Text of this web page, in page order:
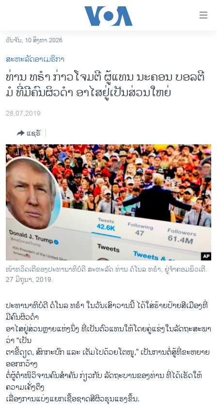
ເຂົ້າ
ຫາ
ຂ້າມ
ຂ້າມ
ຂ້າມ
ຫາ
ລາວ
ອາເມຣິກາ
ການເລືອກຕັ້ງ ປະທານາທີບໍດີ ສະຫະລັດ 2024
ຂ່າວ​ຈີນ
ໂລກ
ເອເຊຍ
ອິດສະຫຼະພາບດ້ານການຂ່າວ
ຊີວິດຊາວລາວ
ຊຸມຊົນຊາວລາວ
ວິທະຍາສາດ-ເທັກໂນໂລຈີ
ທຸລະກິດ
ພາສາອັງກິດ
ວີດີໂອ
ລາຍການກະຈາຍສຽງ
ລາຍງານ
ຕິດຕາມພວກເຮົາ ທີ່
ພາສາຕ່າງໆ
ວັນຈັນ, 10 ສິງຫາ 2026
ສະຫະລັດອາເມຣິກາ
ທ່ານ ທ​ຣຳ ກ່າວໂຈມ​ຕີ ຜູ້​ແທນ​ ນະຄອນ ບອລຕີ
ມໍ ທີ່​ມີ​ຄົນ​ຜິວ​ດຳ ອາ​ໄສ​ຢູ່​ເປັນ​ສ່ວນ​ໃຫຍ່
28,07,2019
ແຊຣ໌
ໜ້າ​ທວິດ​ເຕີ​ຂອງ​ປະ​ທາ​ນາ​ທິ​ບໍ​ດີ ສະ​ຫະ​ລັດ ທ່ານ ດໍ​ໂນ​ລ ທ​ຣຳ, ຢູ່​ຈຳ​ຄອມ​ພິວ​ເຕີ.
27 ມິ​ຖຸ​ນາ, 2019.
ປະ​ທາ​ນາ​ທິ​ບໍ​ດີ ດໍ​ໂນ​ລ ທ​ຣຳ ໃນ​ວັນ​ເສົາ​ວານນີ້ ​ໄດ້​ໃສ່​ຮ້າຍ​ປ້າຍ​ສີ​ເມືອງ​ທີ່​
ມີ​ຄົນ​ຜິວ​ດຳ
ອາໄສຢູ່ສ່ວນຫຼາຍແຫ່ງນຶ່ງ ທີ່ເປັນຕົວແທນໃຫ້ໂດຍຄູ່ແຂ່ງໃນລັດຖະສະພາ
ວ່າ “ເປັນ
ຕາຂີ້ດຽດ, ສົກກະປົກ ແລະ ເຕັມໄປດ້ວຍໂຕໜູ,” ເປັນການຕໍ່ສູ້ທີ່ຂະຫຍາຍ
ອອກກວ້າງ
ຕໍ່ຜູ້ຕຳໜິວິຈານຄົນສຳຄັນ ກ່ຽວກັບ ລັດຖະບານຂອງທ່ານ ທີ່ໄດ້ເຮັດໃຫ້
ຄວາມເຄັ່ງຕຶງ
ເລື່ອງການແບ່ງແຍກເຊື້ອຊາດສີຜິວຮຸນແຮງຂຶ້ນ.